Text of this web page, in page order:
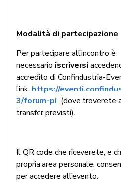
Modalità di partecipazione
Per partecipare all’incontro è
necessario iscriversi
accredito di Confindustria-
link: https://
3/forum-pi (dove troverete
transfer previsti).
Il QR code che riceverete, e
propria area personale,
per accedere all’evento.